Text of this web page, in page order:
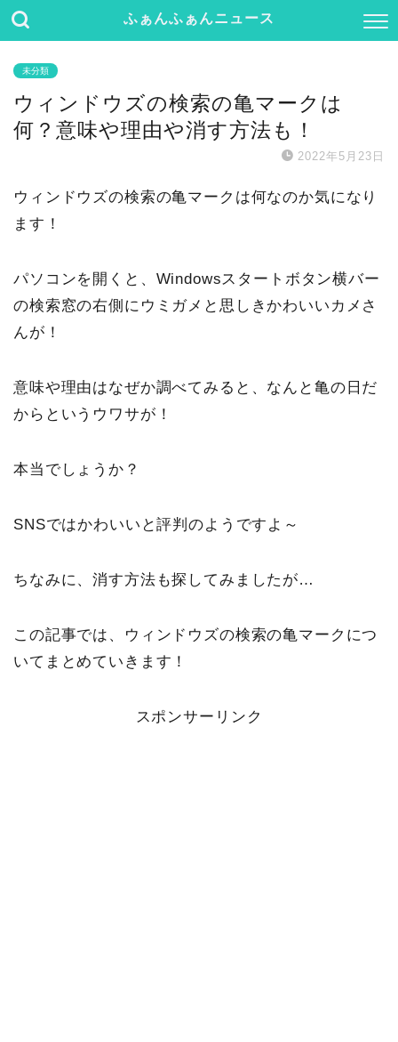
ふぁんふぁんニュース
未分類
ウィンドウズの検索の亀マークは
何？意味や理由や消す方法も！
2022年5月23日
ウィンドウズの検索の亀マークは何なのか気になり
ます！
パソコンを開くと、Windowsスタートボタン横バー
の検索窓の右側にウミガメと思しきかわいいカメさ
んが！
意味や理由はなぜか調べてみると、なんと亀の日だ
からというウワサが！
本当でしょうか？
SNSではかわいいと評判のようですよ～
ちなみに、消す方法も探してみましたが…
この記事では、ウィンドウズの検索の亀マークにつ
いてまとめていきます！
スポンサーリンク